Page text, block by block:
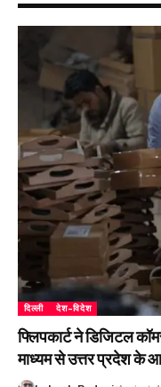
दिल्ली देश-विदेश
फ्लिपकार्ट ने डिजिटल
माध्यम से उत्तर प्रदेश के